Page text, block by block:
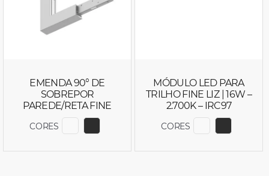
EMENDA 90° DE
SOBREPOR
PAREDE/RETA FINE
CORES EXIBIR COR 6892
EXIBIR COR 6893
MÓDULO LED PARA
TRILHO FINE LIZ | 16W –
2.700K – IRC97
CORES EXIBIR COR
EXIBIR